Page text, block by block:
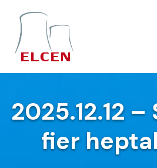
2025.12.12
fier